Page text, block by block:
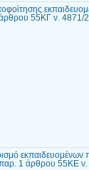
55ΚΓ ν. 4871/
εκπαιδευομένων
1 άρθρου 55ΚΕ ν.